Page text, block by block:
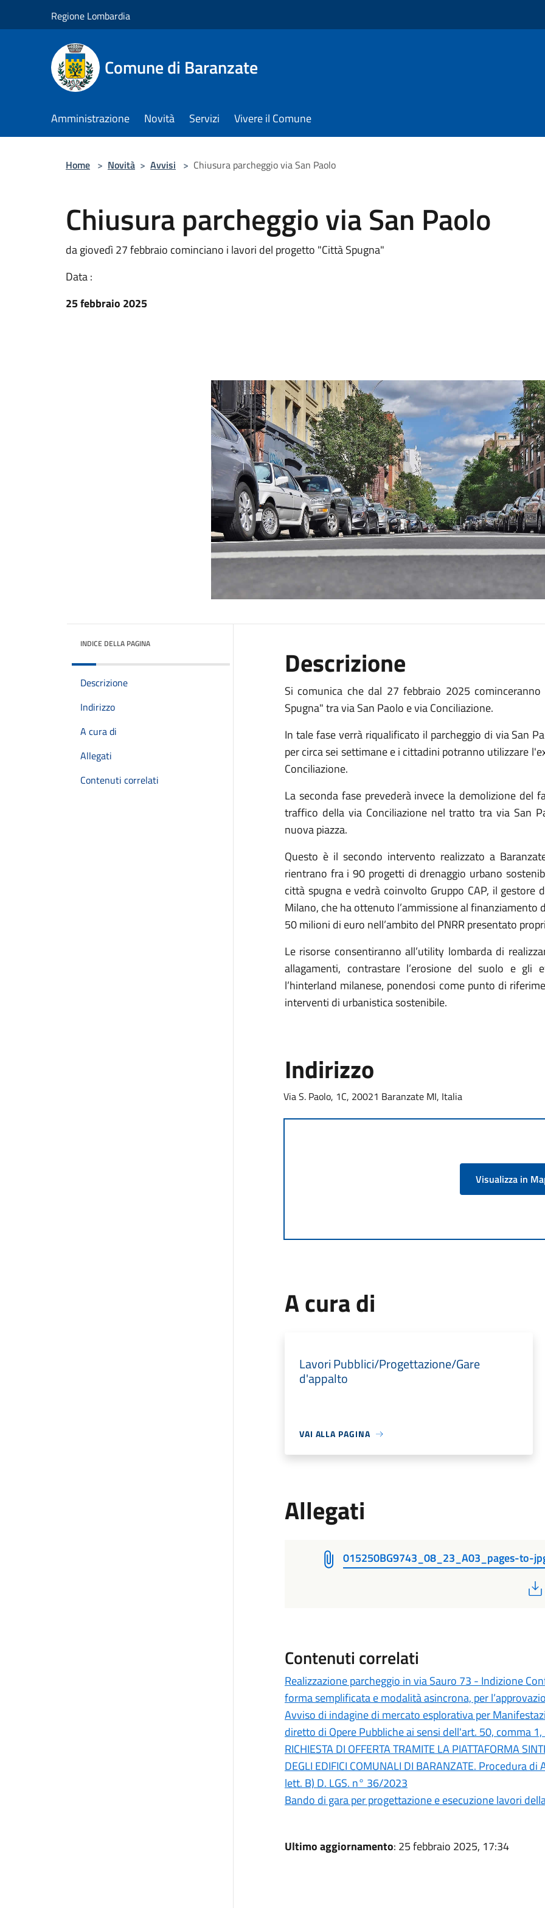
Regione Lombardia
Comune di Baranzate
Amministrazione Novità Servizi Vivere il Comune
Home > Novità > Avvisi > Chiusura parcheggio via San Paolo
Chiusura parcheggio via San Paolo
da giovedì 27 febbraio cominciano i lavori del progetto "Città Spugna"
Data :
25 febbraio 2025
INDICE DELLA PAGINA
Descrizione
Indirizzo
A cura di
Allegati
Contenuti correlati
Descrizione
Si comunica che dal 27 febbraio 2025
Spugna" tra via San Paolo e via Conciliazione.
In tale fase verrà riqualificato il parcheggio di via San
per circa sei settimane e i cittadini potranno utilizzare
Conciliazione.
La seconda fase prevederà invece la demolizione del
traffico della via Conciliazione nel tratto tra via San
nuova piazza.
Questo è il secondo intervento realizzato a
rientrano fra i 90 progetti di drenaggio urbano
città spugna e vedrà coinvolto Gruppo CAP, il
Milano, che ha ottenuto l’ammissione al finanziamento
50 milioni di euro nell’ambito del PNRR presentato
Le risorse consentiranno all’utility lombarda di
allagamenti, contrastare l’erosione del suolo e
l’hinterland milanese, ponendosi come punto di
interventi di urbanistica sostenibile.
Indirizzo
Via S. Paolo, 1C, 20021 Baranzate MI, Italia
Visualizza in
A cura di
Lavori Pubblici/Progettazione/Gare
d'appalto
VAI ALLA PAGINA
Allegati
015250BG9743_08_23_A03_pages-to-
Contenuti correlati
Realizzazione parcheggio in via Sauro 73 - Indizione
forma semplificata e modalità asincrona, per
Avviso di indagine di mercato esplorativa per
diretto di Opere Pubbliche ai sensi dell'art. 50, comma
RICHIESTA DI OFFERTA TRAMITE LA PIATTAFORMA
DEGLI EDIFICI COMUNALI DI BARANZATE. Procedura
lett. B) D. LGS. n° 36/2023
Bando di gara per progettazione e esecuzione lavori
Ultimo aggiornamento: 25 febbraio 2025, 17:34